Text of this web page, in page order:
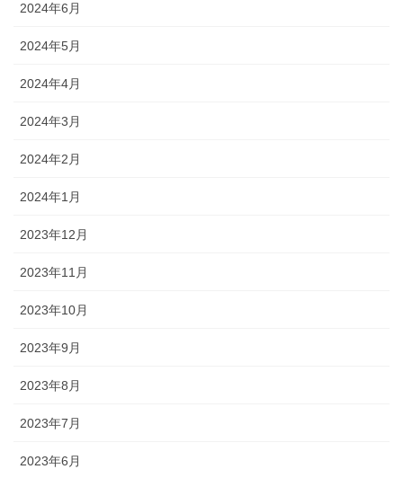
2024年6月
2024年5月
2024年4月
2024年3月
2024年2月
2024年1月
2023年12月
2023年11月
2023年10月
2023年9月
2023年8月
2023年7月
2023年6月